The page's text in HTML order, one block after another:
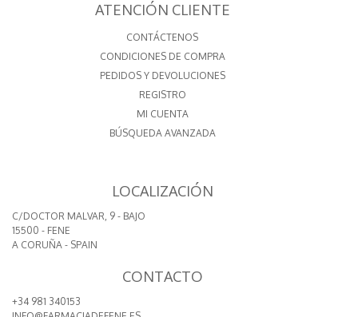
ATENCIÓN CLIENTE
CONTÁCTENOS
CONDICIONES DE COMPRA
PEDIDOS Y DEVOLUCIONES
REGISTRO
MI CUENTA
BÚSQUEDA AVANZADA
LOCALIZACIÓN
C/DOCTOR MALVAR, 9 - BAJO
15500 - FENE
A CORUÑA - SPAIN
CONTACTO
+34 981 340153